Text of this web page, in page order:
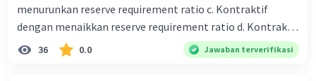
menurunkan reserve requirement ratio c. Kontraktif
dengan menaikkan reserve requirement ratio d. Kontraktif
dengan menurunkan reserve requirement ratio e.
Ekspansif dengan menaikkan tingkat diskonto Bila Bank
36 0.0 Jawaban terverifikasi